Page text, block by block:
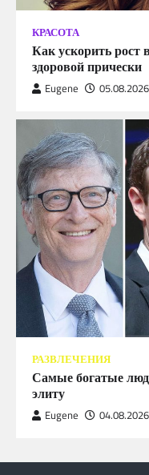
КРАСОТА
Как ускорить рост
здоровой прически
Eugene 05.08.2026
РАЗВЛЕЧЕНИЯ
Самые богатые
элиту
Eugene 04.08.2026